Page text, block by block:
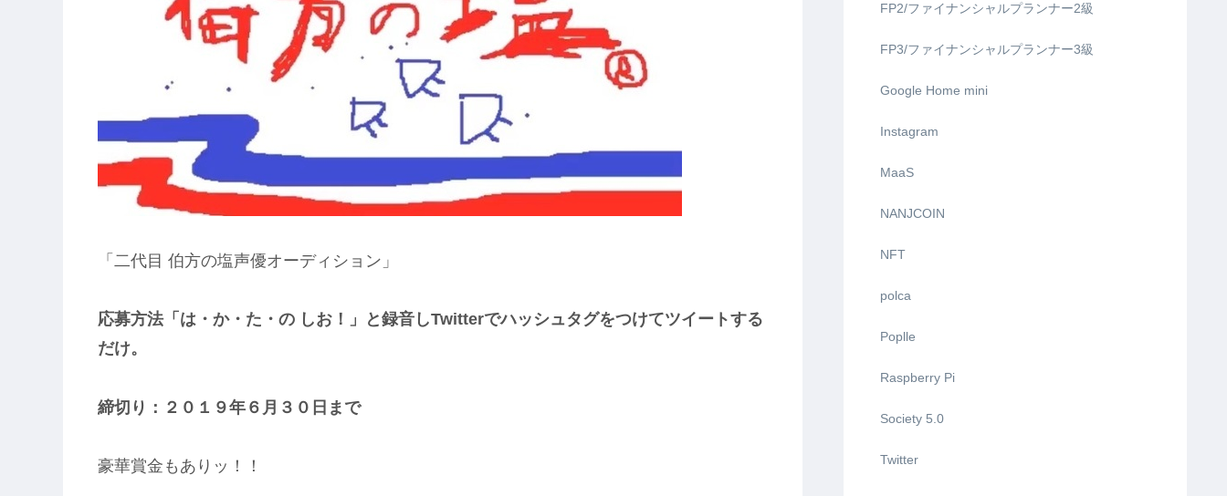
「二代目 伯方の塩声優オーディション」
応募方法「は・か・た・の しお！」と録音しTwitterでハッシュタグをつけてツイートする
だけ。
締切り：２０１９年６月３０日まで
豪華賞金もありッ！！
FP2/ファイナンシャルプランナー2級
FP3/ファイナンシャルプランナー3級
Google Home mini
Instagram
MaaS
NANJCOIN
NFT
polca
Poplle
Raspberry Pi
Society 5.0
Twitter